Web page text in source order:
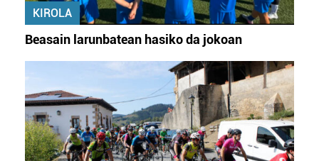
KIROLA
Beasain larunbatean hasiko da jokoan